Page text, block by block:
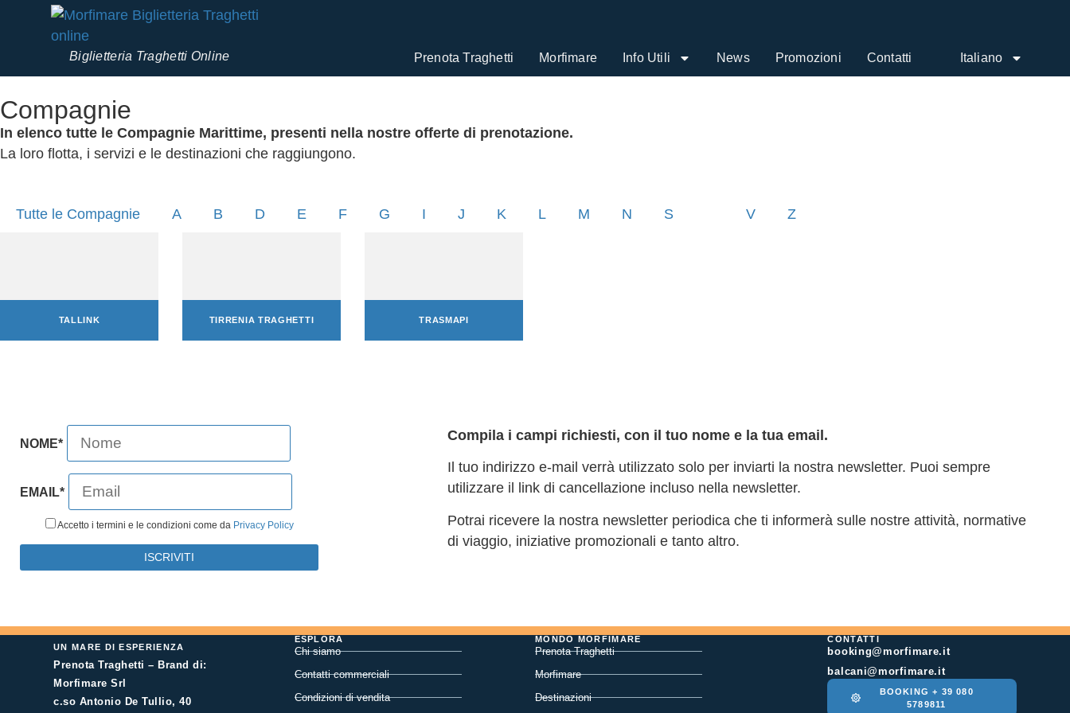
Biglietteria Traghetti Online Prenota Traghetti Morfimare Info Utili News Promozioni Contatti Italiano
Compagnie
In elenco tutte le Compagnie Marittime, presenti nella nostre offerte di prenotazione.
La loro flotta, i servizi e le destinazioni che raggiungono.
Tutte le Compagnie A B D E F G I J K L M N S V Z
TALLINK TIRRENIA TRAGHETTI TRASMAPI
Compila i campi richiesti, con il tuo nome e la tua email.
Il tuo indirizzo e-mail verrà utilizzato solo per inviarti la nostra newsletter. Puoi sempre
utilizzare il link di cancellazione incluso nella newsletter.
Potrai ricevere la nostra newsletter periodica che ti informerà sulle nostre attività, normative
di viaggio, iniziative promozionali e tanto altro.
NOME*
EMAIL*
Accetto i termini e le condizioni come da Privacy Policy
UN MARE DI ESPERIENZA
Prenota Traghetti – Brand di:
Morfimare Srl
c.so Antonio De Tullio, 40
ESPLORA
Chi siamo
Contatti commerciali
Condizioni di vendita
MONDO MORFIMARE
Prenota Traghetti
Morfimare
Destinazioni
CONTATTI
booking@morfimare.it
balcani@morfimare.it
BOOKING + 39 080
5789811